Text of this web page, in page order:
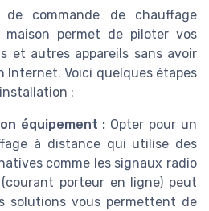
de commande de chauffage
permet de piloter vos
et autres appareils sans avoir
Internet. Voici quelques étapes
:
équipement : Opter pour un
à distance qui utilise des
comme les signaux radio
porteur en ligne) peut
solutions vous permettent de